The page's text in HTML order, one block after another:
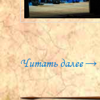
Читать далее→